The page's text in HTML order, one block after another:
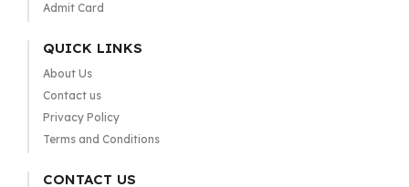
Admit Card
QUICK LINKS
About Us
Contact us
Privacy Policy
Terms and Conditions
CONTACT US